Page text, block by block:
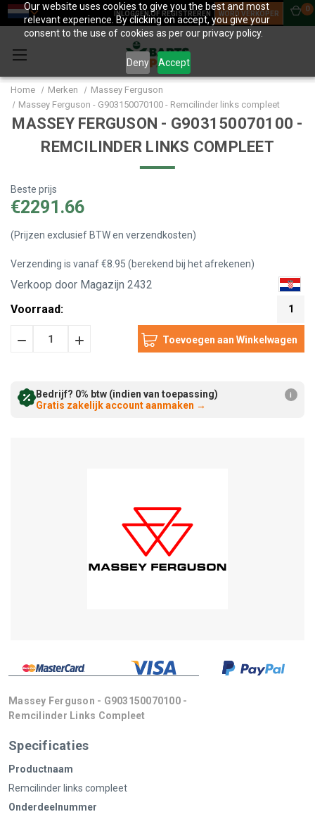
Our website uses cookies to give you the best and most
relevant experience. By clicking on accept, you give your
consent to the use of cookies as per our privacy policy.
Deny Accept
INLOGGEN OF REGISTREREN WORD VERKOPER
0
Home Merken
Massey Ferguson
Massey Ferguson - G903150070100 - Remcilinder links compleet
MASSEY FERGUSON - G903150070100 -
REMCILINDER LINKS COMPLEET
Beste prijs
€2291.66
(Prijzen exclusief BTW en verzendkosten)
Verzending is vanaf €8.95 (berekend bij het afrekenen)
Verkoop door Magazijn 2432
Voorraad:
1
HoeveelheidHoeveelheid
Bedrijf? 0% btw (indien van toepassing)
Gratis zakelijk account aanmaken →
i
Massey Ferguson - G903150070100 -
Remcilinder Links Compleet
Specificaties
Productnaam
Remcilinder links compleet
Onderdeelnummer